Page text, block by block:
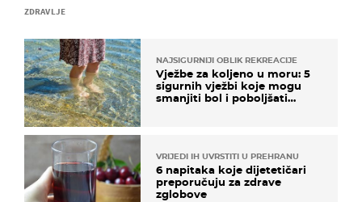
ZDRAVLJE
NAJSIGURNIJI OBLIK REKREACIJE
Vježbe za koljeno u moru: 5
sigurnih vježbi koje mogu
smanjiti bol i poboljšati
VRIJEDI IH UVRSTITI U PREHRANU
6 napitaka koje dijetetičari
preporučuju za zdrave
zglobove